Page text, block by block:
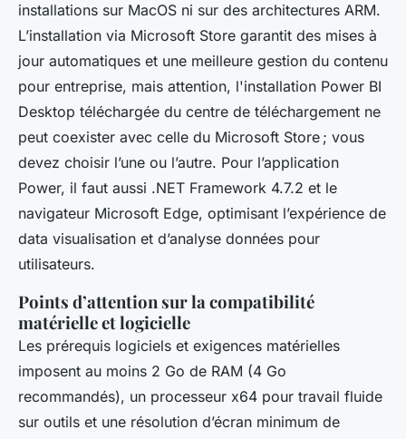
installations sur MacOS ni sur des architectures ARM.
L’installation via Microsoft Store garantit des mises à
jour automatiques et une meilleure gestion du contenu
pour entreprise, mais attention, l'installation Power BI
Desktop téléchargée du centre de téléchargement ne
peut coexister avec celle du Microsoft Store ; vous
devez choisir l’une ou l’autre. Pour l’application
Power, il faut aussi .NET Framework 4.7.2 et le
navigateur Microsoft Edge, optimisant l’expérience de
data visualisation et d’analyse données pour
utilisateurs.
Points d’attention sur la compatibilité
matérielle et logicielle
Les prérequis logiciels et exigences matérielles
imposent au moins 2 Go de RAM (4 Go
recommandés), un processeur x64 pour travail fluide
sur outils et une résolution d’écran minimum de